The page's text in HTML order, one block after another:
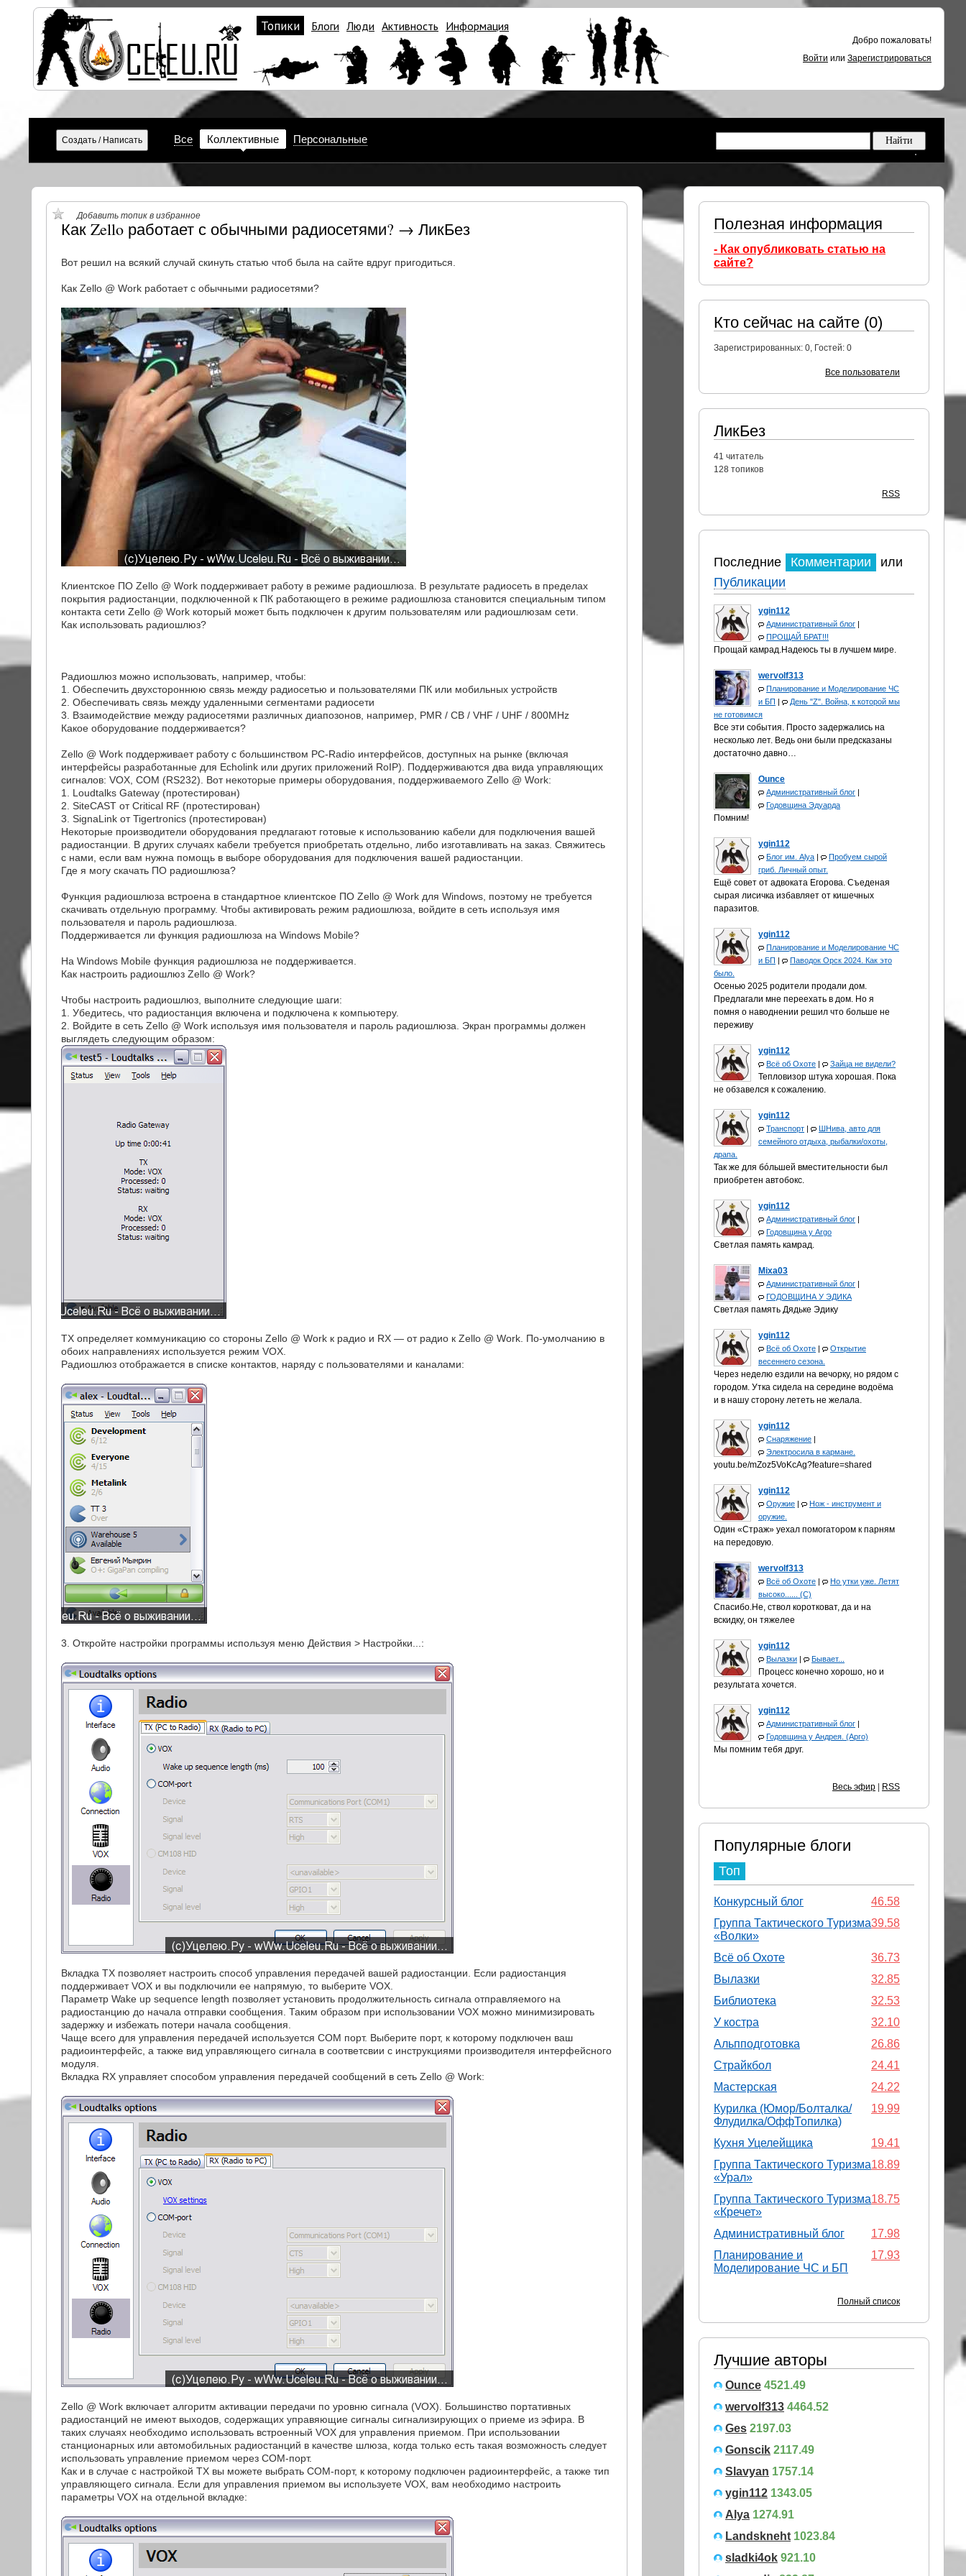
Топики Блоги Люди Активность Информация
Добро пожаловать!
Войти или Зарегистрироваться
Все Коллективные Персональные
Полезная информация
- Как опубликовать статью на
сайте?
Кто сейчас на сайте (0)
Зарегистрированных: 0, Гостей: 0
Все пользователи
ЛикБез
41 читатель
128 топиков
RSS
Последние Комментарии
или
Публикации
ygin112
Административный блог |
ПРОЩАЙ БРАТ!!!
Прощай камрад.Надеюсь ты в лучшем мире.
wervolf313
Планирование и Моделирование ЧС
и БП |
День "Z". Война, к которой мы
не готовимся
Все эти события. Просто задержались на
несколько лет. Ведь они были предсказаны
достаточно давно…
Ounce
Административный блог |
Годовщина Эдуарда
Помним!
ygin112
Блог им. Alya |
Пробуем сырой
гриб. Личный опыт.
Ещё совет от адвоката Егорова. Съеденая
сырая лисичка избавляет от кишечных
паразитов.
ygin112
Планирование и Моделирование ЧС
и БП |
Паводок Орск 2024. Как это
было.
Осенью 2025 родители продали дом.
Предлагали мне переехать в дом. Но я
помня о наводнении решил что больше не
переживу
ygin112
Всё об Охоте | Зайца не видели?
Тепловизор штука хорошая. Пока
не обзавелся к сожалению.
ygin112
Транспорт |
ШНива, авто для
семейного отдыха, рыбалки/охоты,
драпа.
Так же для бóльшей вместительности был
приобретен автобокс.
ygin112
Административный блог |
Годовщина у Аrgo
Светлая память камрад.
Mixa03
Административный блог |
ГОДОВЩИНА У ЭДИКА
Светлая память Дядьке Эдику
ygin112
Всё об Охоте |
Открытие
весеннего сезона.
Через неделю ездили на вечорку, но рядом с
городом. Утка сидела на середине водоёма
и в нашу сторону лететь не желала.
ygin112
Снаряжение |
Электросила в кармане.
youtu.be/mZoz5VoKcAg?feature=shared
ygin112
Оружие |
Нож - инструмент и
оружие.
Один «Страж» уехал помогатором к парням
на передовую.
wervolf313
Всё об Охоте |
Но утки уже. Летят
высоко...... (С)
Спасибо.Не, ствол коротковат, да и на
вскидку, он тяжелее
ygin112
Вылазки | Бывает...
Процесс конечно хорошо, но и
результата хочется.
ygin112
Административный блог |
Годовщина у Андрея. (Арго)
Мы помним тебя друг.
Весь эфир RSS
Популярные блоги
Топ
46.58
Конкурсный блог
39.58
Группа Тактического Туризма
«Волки»
36.73
Всё об Охоте
32.85
Вылазки
32.53
Библиотека
32.10
У костра
26.86
Альпподготовка
24.41
Страйкбол
24.22
Мастерская
19.99
Курилка (Юмор/Болталка/
Флудилка/ОффТопилка)
19.41
Кухня Уцелейщика
18.89
Группа Тактического Туризма
«Урал»
18.75
Группа Тактического Туризма
«Кречет»
17.98
Административный блог
17.93
Планирование и
Моделирование ЧС и БП
Полный список
Лучшие авторы
Ounce 4521.49
wervolf313 4464.52
Ges 2197.03
Gonscik 2117.49
Slavyan 1757.14
ygin112 1343.05
Alya 1274.91
Landskneht 1023.84
sladki4ok 921.10
Добавить топик в избранное
Как Zello работает с обычными радиосетями? → ЛикБез
Вот решил на всякий случай скинуть статью чтоб была на сайте вдруг пригодиться.
Как Zello @ Work работает с обычными радиосетями?
Клиентское ПО Zello @ Work поддерживает работу в режиме радиошлюза. В результате радиосеть в пределах
покрытия радиостанции, подключенной к ПК работающего в режиме радиошлюза становится специальным типом
контакта сети Zello @ Work который может быть подключен к другим пользователям или радиошлюзам сети.
Как использовать радиошлюз?
Радиошлюз можно использовать, например, чтобы:
1. Обеспечить двухстороннюю связь между радиосетью и пользователями ПК или мобильных устройств
2. Обеспечивать связь между удаленными сегментами радиосети
3. Взаимодействие между радиосетями различных диапозонов, например, PMR / CB / VHF / UHF / 800MHz
Какое оборудование поддерживается?
Zello @ Work поддерживает работу с большинством PC-Radio интерфейсов, доступных на рынке (включая
интерфейсы разработанные для Echolink или других приложений RoIP). Поддерживаются два вида управляющих
сигналов: VOX, COM (RS232). Вот некоторые примеры оборудования, поддерживаемого Zello @ Work:
1. Loudtalks Gateway (протестирован)
2. SiteCAST от Critical RF (протестирован)
3. SignaLink от Tigertronics (протестирован)
Некоторые производители оборудования предлагают готовые к использованию кабели для подключения вашей
радиостанции. В других случаях кабели требуется приобретать отдельно, либо изготавливать на заказ. Свяжитесь
с нами, если вам нужна помощь в выборе оборудования для подключения вашей радиостанции.
Где я могу скачать ПО радиошлюза?
Функция радиошлюза встроена в стандартное клиентское ПО Zello @ Work для Windows, поэтому не требуется
скачивать отдельную программу. Чтобы активировать режим радиошлюза, войдите в сеть используя имя
пользователя и пароль радиошлюза.
Поддерживается ли функция радиошлюза на Windows Mobile?
На Windows Mobile функция радиошлюза не поддерживается.
Как настроить радиошлюз Zello @ Work?
Чтобы настроить радиошлюз, выполните следующие шаги:
1. Убедитесь, что радиостанция включена и подключена к компьютеру.
2. Войдите в сеть Zello @ Work используя имя пользователя и пароль радиошлюза. Экран программы должен
выглядеть следующим образом:
TX определяет коммуникацию со стороны Zello @ Work к радио и RX — от радио к Zello @ Work. По-умолчанию в
обоих направлениях используется режим VOX.
Радиошлюз отображается в списке контактов, наряду с пользователями и каналами:
3. Откройте настройки программы используя меню Действия > Настройки...:
Вкладка TX позволяет настроить способ управления передачей вашей радиостанции. Если радиостанция
поддерживает VOX и вы подключили ее напрямую, то выберите VOX.
Параметр Wake up sequence length позволяет установить продолжительность сигнала отправляемого на
радиостанцию до начала отправки сообщения. Таким образом при использовании VOX можно минимизировать
задержку и избежать потери начала сообщения.
Чаще всего для управления передачей используется COM порт. Выберите порт, к которому подключен ваш
радиоинтерфейс, а также вид управляющего сигнала в соответсвии с инструкциями производителя интерфейсного
модуля.
Вкладка RX управляет способом управления передачей сообщений в сеть Zello @ Work:
Zello @ Work включает алгоритм активации передачи по уровню сигнала (VOX). Большинство портативных
радиостанций не имеют выходов, содержащих управяющие сигналы сигнализирующих о приеме из эфира. В
таких случаях необходимо использовать встроенный VOX для управления приемом. При использовании
станционарных или автомобильных радиостанций в качестве шлюза, когда только есть такая возможность следует
использовать управление приемом через COM-порт.
Как и в случае с настройкой TX вы можете выбрать COM-порт, к которому подключен радиоинтерфейс, а также тип
управляющего сигнала. Если для управления приемом вы используете VOX, вам необходимо настроить
параметры VOX на отдельной вкладке: